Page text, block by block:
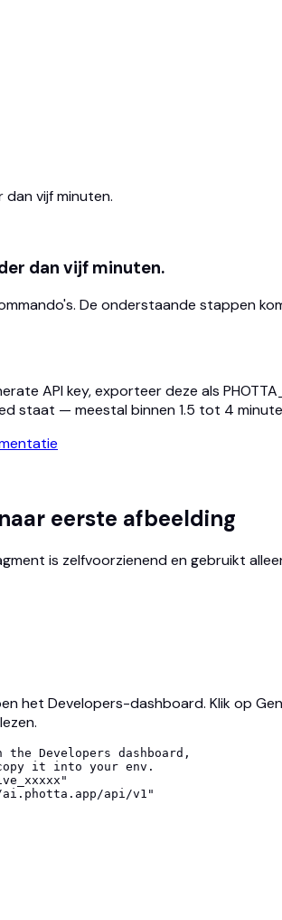
vijf minuten.
dan vijf minuten.
De onderstaande stappen
API key, exporteer deze als
staat — meestal binnen 1.5 tot 4
eerste afbeelding
is zelfvoorzienend en gebruikt
het Developers-dashboard. Klik op
Developers dashboard,
it into your env.
ai.photta.app/api/v1"